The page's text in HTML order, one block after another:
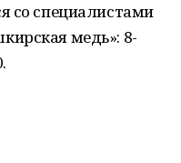
со специалистами
медь»: 8-